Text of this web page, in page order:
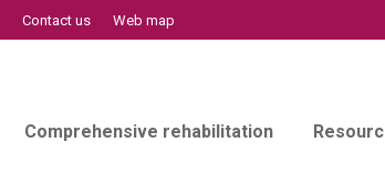
Contact us Web map
Comprehensive rehabilitation